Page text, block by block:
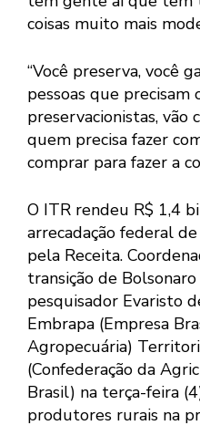
coisas muito mais
“Você preserva, você
pessoas que precisam
preservacionistas, vão
quem precisa fazer
comprar para fazer a
O ITR rendeu R$ 1,4
arrecadação federal
pela Receita.
transição de
pesquisador Evaristo
Embrapa (Empresa
Agropecuária)
(Confederação da
Brasil) na terça-feira
produtores rurais na